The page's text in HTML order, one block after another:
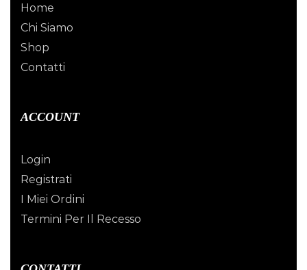
Home
Chi Siamo
Shop
Contatti
ACCOUNT
Login
Registrati
I Miei Ordini
Termini Per Il Recesso